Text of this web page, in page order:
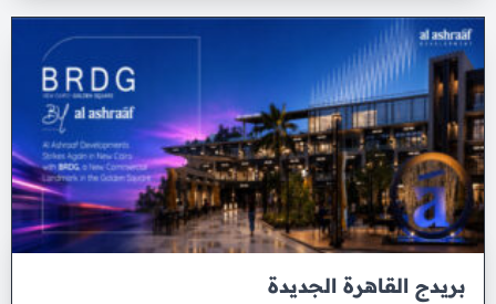
بريدج القاهرة الجديدة